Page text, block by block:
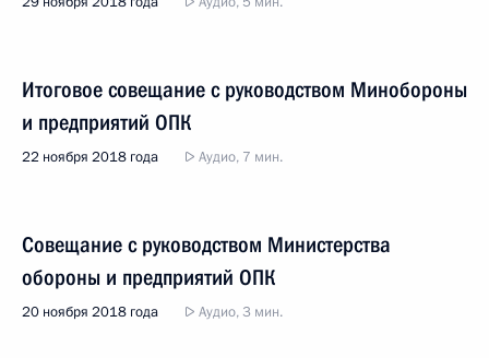
Итоговое совещание с руководством Минобороны
и предприятий ОПК
22 ноября 2018 года Аудио, 7 мин.
Совещание с руководством Министерства
обороны и предприятий ОПК
20 ноября 2018 года Аудио, 3 мин.